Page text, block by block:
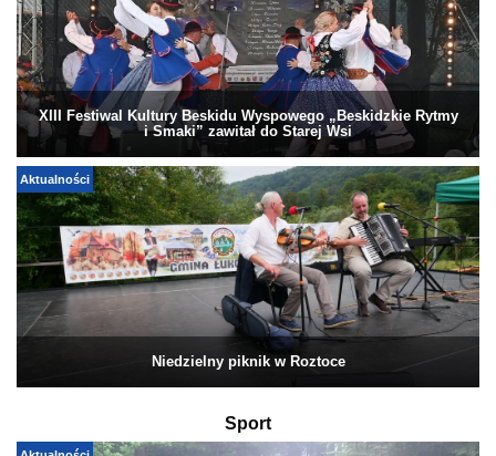
XIII Festiwal Kultury Beskidu Wyspowego „Beskidzkie Rytmy
i Smaki” zawitał do Starej Wsi
Aktualności
Niedzielny piknik w Roztoce
Sport